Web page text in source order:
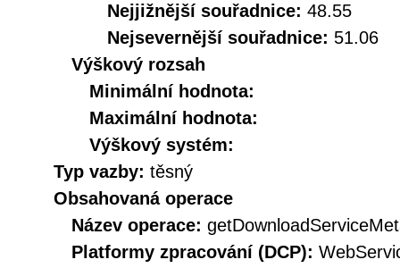
Nejjižnější souřadnice: 48.55
Nejsevernější souřadnice: 51.06
Výškový rozsah
Minimální hodnota:
Maximální hodnota:
Výškový systém:
Typ vazby: těsný
Obsahovaná operace
Název operace:
Platformy zpracování (DCP):